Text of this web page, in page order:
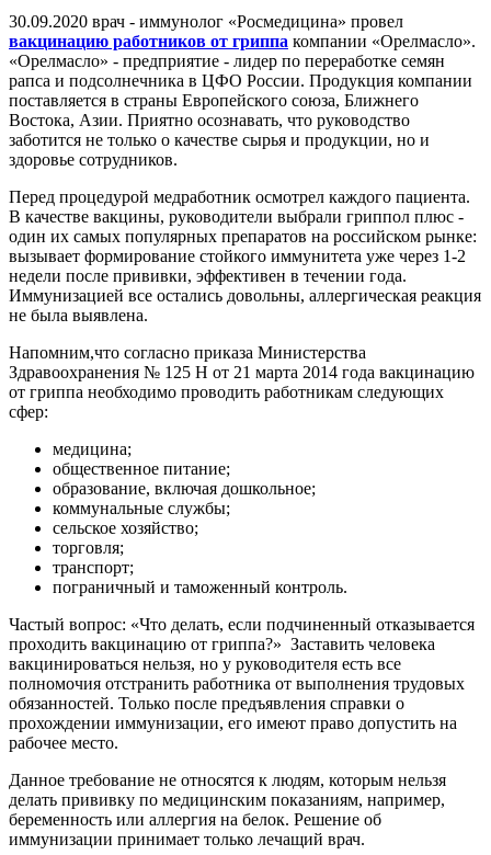
30.09.2020 врач - иммунолог «Росмедицина» провел
вакцинацию работников от гриппа компании «Орелмасло».
«Орелмасло» - предприятие - лидер по переработке семян
рапса и подсолнечника в ЦФО России. Продукция компании
поставляется в страны Европейского союза, Ближнего
Востока, Азии. Приятно осознавать, что руководство
заботится не только о качестве сырья и продукции, но и
здоровье сотрудников.
Перед процедурой медработник осмотрел каждого пациента.
В качестве вакцины, руководители выбрали гриппол плюс -
один их самых популярных препаратов на российском рынке:
вызывает формирование стойкого иммунитета уже через 1-2
недели после прививки, эффективен в течении года.
Иммунизацией все остались довольны, аллергическая реакция
не была выявлена.
Напомним,что согласно приказа Министерства
Здравоохранения № 125 Н от 21 марта 2014 года вакцинацию
от гриппа необходимо проводить работникам следующих
сфер:
медицина;
общественное питание;
образование, включая дошкольное;
коммунальные службы;
сельское хозяйство;
торговля;
транспорт;
пограничный и таможенный контроль.
Частый вопрос: «Что делать, если подчиненный отказывается
проходить вакцинацию от гриппа?» Заставить человека
вакцинироваться нельзя, но у руководителя есть все
полномочия отстранить работника от выполнения трудовых
обязанностей. Только после предъявления справки о
прохождении иммунизации, его имеют право допустить на
рабочее место.
Данное требование не относятся к людям, которым нельзя
делать прививку по медицинским показаниям, например,
беременность или аллергия на белок. Решение об
иммунизации принимает только лечащий врач.